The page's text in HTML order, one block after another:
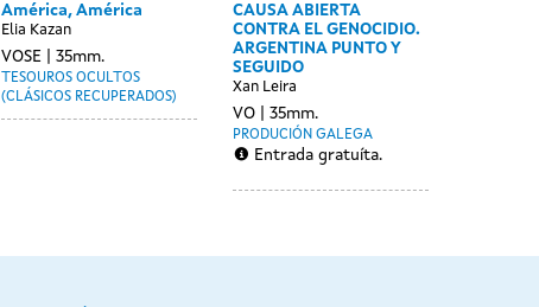
América, América
Elia Kazan
VOSE 35mm.
TESOUROS OCULTOS
(CLÁSICOS RECUPERADOS)
CAUSA ABIERTA
CONTRA EL GENOCIDIO.
ARGENTINA PUNTO Y
SEGUIDO
Xan Leira
VO 35mm.
PRODUCIÓN GALEGA
Entrada gratuíta.